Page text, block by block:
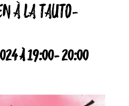
À LA TAUTO-
À 19:00-20:00